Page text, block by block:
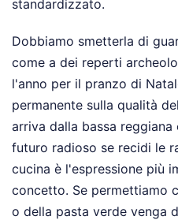
standardizzato.
Dobbiamo smetterla di
come a dei reperti
l'anno per il pranzo di
permanente sulla qualità
arriva dalla bassa
futuro radioso se recidi le
cucina è l'espressione più
concetto. Se permettiamo
o della pasta verde venga